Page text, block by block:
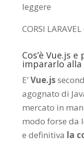
leggere
CORSI
Cos’è Vue.js
impararlo
E’Vue.js
agognato di
mercato in
modo forse da
e definitiva la